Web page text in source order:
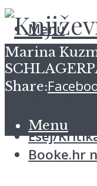
Menu
Sindikat
Planet
Blitz vijesti
Koloomna
Esej/
Booke.hr
Marina
Share:
Menu